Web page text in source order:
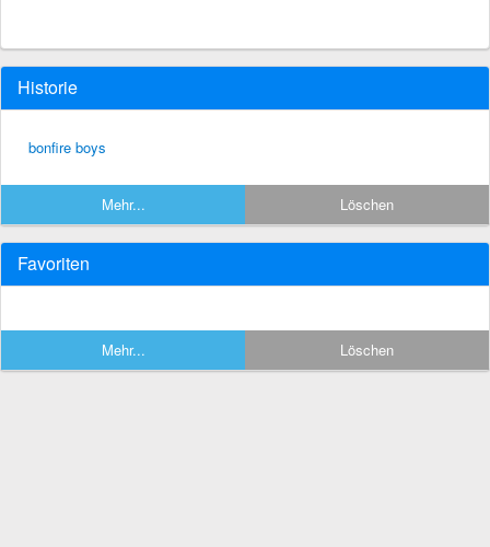
Historie
bonfire boys
Mehr... Löschen
Favoriten
Mehr... Löschen